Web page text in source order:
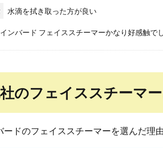
水滴を拭き取った方が良い
ンバード フェイススチーマーかなり好感触で
のフェイススチーマ
ードのフェイススチーマーを選んだ理